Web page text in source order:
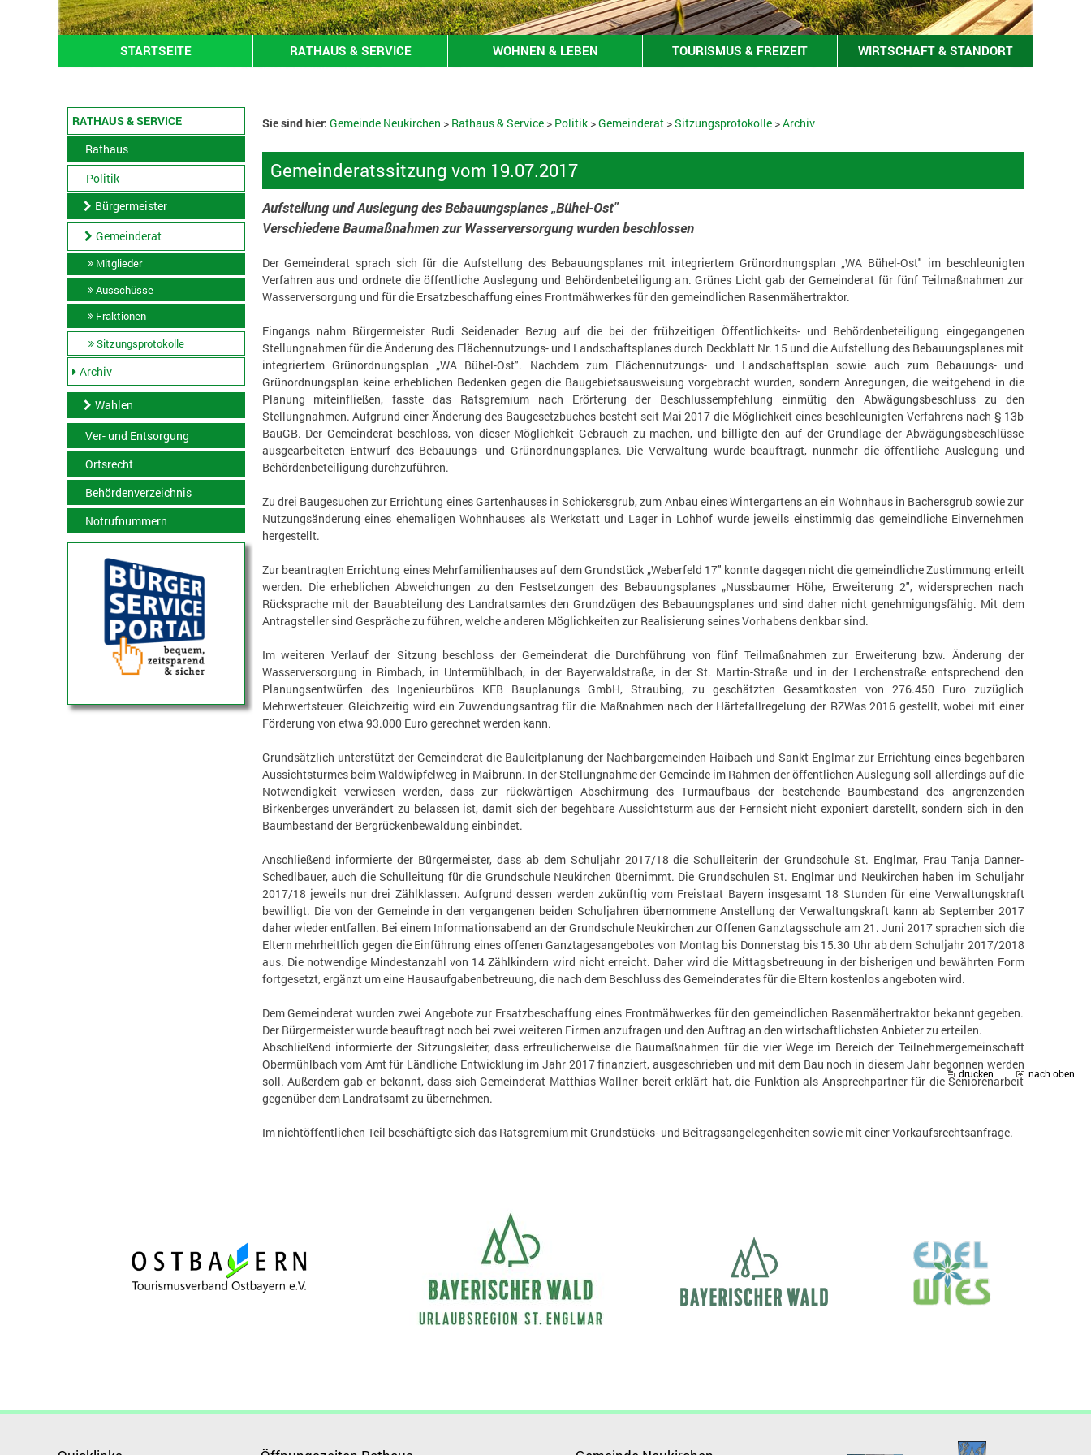
STARTSEITE RATHAUS & SERVICE WOHNEN & LEBEN TOURISMUS & FREIZEIT WIRTSCHAFT & STANDORT
RATHAUS & SERVICE
Rathaus
Politik
Bürgermeister
Gemeinderat
Mitglieder
Ausschüsse
Fraktionen
Sitzungsprotokolle
Archiv
Wahlen
Ver- und Entsorgung
Ortsrecht
Behördenverzeichnis
Notrufnummern
Sie sind hier: Gemeinde Neukirchen > Rathaus & Service> Politik>Gemeinderat>Sitzungsprotokolle>Archiv
Gemeinderatssitzung vom 19.07.2017
Aufstellung und Auslegung des Bebauungsplanes „Bühel-Ost"
Verschiedene Baumaßnahmen zur Wasserversorgung wurden beschlossen
Der Gemeinderat sprach sich für die Aufstellung des Bebauungsplanes mit integriertem Grünordnungsplan „WA Bühel-Ost" im beschleunigten
Verfahren aus und ordnete die öffentliche Auslegung und Behördenbeteiligung an. Grünes Licht gab der Gemeinderat für fünf Teilmaßnahmen zur
Wasserversorgung und für die Ersatzbeschaffung eines Frontmähwerkes für den gemeindlichen Rasenmähertraktor.
Eingangs nahm Bürgermeister Rudi Seidenader Bezug auf die bei der frühzeitigen Öffentlichkeits- und Behördenbeteiligung eingegangenen
Stellungnahmen für die Änderung des Flächennutzungs- und Landschaftsplanes durch Deckblatt Nr. 15 und die Aufstellung des Bebauungsplanes mit
integriertem Grünordnungsplan „WA Bühel-Ost". Nachdem zum Flächennutzungs- und Landschaftsplan sowie auch zum Bebauungs- und
Grünordnungsplan keine erheblichen Bedenken gegen die Baugebietsausweisung vorgebracht wurden, sondern Anregungen, die weitgehend in die
Planung miteinfließen, fasste das Ratsgremium nach Erörterung der Beschlussempfehlung einmütig den Abwägungsbeschluss zu den
Stellungnahmen. Aufgrund einer Änderung des Baugesetzbuches besteht seit Mai 2017 die Möglichkeit eines beschleunigten Verfahrens nach § 13b
BauGB. Der Gemeinderat beschloss, von dieser Möglichkeit Gebrauch zu machen, und billigte den auf der Grundlage der Abwägungsbeschlüsse
ausgearbeiteten Entwurf des Bebauungs- und Grünordnungsplanes. Die Verwaltung wurde beauftragt, nunmehr die öffentliche Auslegung und
Behördenbeteiligung durchzuführen.
Zu drei Baugesuchen zur Errichtung eines Gartenhauses in Schickersgrub, zum Anbau eines Wintergartens an ein Wohnhaus in Bachersgrub sowie zur
Nutzungsänderung eines ehemaligen Wohnhauses als Werkstatt und Lager in Lohhof wurde jeweils einstimmig das gemeindliche Einvernehmen
hergestellt.
Zur beantragten Errichtung eines Mehrfamilienhauses auf dem Grundstück „Weberfeld 17" konnte dagegen nicht die gemeindliche Zustimmung erteilt
werden. Die erheblichen Abweichungen zu den Festsetzungen des Bebauungsplanes „Nussbaumer Höhe, Erweiterung 2", widersprechen nach
Rücksprache mit der Bauabteilung des Landratsamtes den Grundzügen des Bebauungsplanes und sind daher nicht genehmigungsfähig. Mit dem
Antragsteller sind Gespräche zu führen, welche anderen Möglichkeiten zur Realisierung seines Vorhabens denkbar sind.
Im weiteren Verlauf der Sitzung beschloss der Gemeinderat die Durchführung von fünf Teilmaßnahmen zur Erweiterung bzw. Änderung der
Wasserversorgung in Rimbach, in Untermühlbach, in der Bayerwaldstraße, in der St. Martin-Straße und in der Lerchenstraße entsprechend den
Planungsentwürfen des Ingenieurbüros KEB Bauplanungs GmbH, Straubing, zu geschätzten Gesamtkosten von 276.450 Euro zuzüglich
Mehrwertsteuer. Gleichzeitig wird ein Zuwendungsantrag für die Maßnahmen nach der Härtefallregelung der RZWas 2016 gestellt, wobei mit einer
Förderung von etwa 93.000 Euro gerechnet werden kann.
Grundsätzlich unterstützt der Gemeinderat die Bauleitplanung der Nachbargemeinden Haibach und Sankt Englmar zur Errichtung eines begehbaren
Aussichtsturmes beim Waldwipfelweg in Maibrunn. In der Stellungnahme der Gemeinde im Rahmen der öffentlichen Auslegung soll allerdings auf die
Notwendigkeit verwiesen werden, dass zur rückwärtigen Abschirmung des Turmaufbaus der bestehende Baumbestand des angrenzenden
Birkenberges unverändert zu belassen ist, damit sich der begehbare Aussichtsturm aus der Fernsicht nicht exponiert darstellt, sondern sich in den
Baumbestand der Bergrückenbewaldung einbindet.
Anschließend informierte der Bürgermeister, dass ab dem Schuljahr 2017/18 die Schulleiterin der Grundschule St. Englmar, Frau Tanja Danner-
Schedlbauer, auch die Schulleitung für die Grundschule Neukirchen übernimmt. Die Grundschulen St. Englmar und Neukirchen haben im Schuljahr
2017/18 jeweils nur drei Zählklassen. Aufgrund dessen werden zukünftig vom Freistaat Bayern insgesamt 18 Stunden für eine Verwaltungskraft
bewilligt. Die von der Gemeinde in den vergangenen beiden Schuljahren übernommene Anstellung der Verwaltungskraft kann ab September 2017
daher wieder entfallen. Bei einem Informationsabend an der Grundschule Neukirchen zur Offenen Ganztagsschule am 21. Juni 2017 sprachen sich die
Eltern mehrheitlich gegen die Einführung eines offenen Ganztagesangebotes von Montag bis Donnerstag bis 15.30 Uhr ab dem Schuljahr 2017/2018
aus. Die notwendige Mindestanzahl von 14 Zählkindern wird nicht erreicht. Daher wird die Mittagsbetreuung in der bisherigen und bewährten Form
fortgesetzt, ergänzt um eine Hausaufgabenbetreuung, die nach dem Beschluss des Gemeinderates für die Eltern kostenlos angeboten wird.
Dem Gemeinderat wurden zwei Angebote zur Ersatzbeschaffung eines Frontmähwerkes für den gemeindlichen Rasenmähertraktor bekannt gegeben.
Der Bürgermeister wurde beauftragt noch bei zwei weiteren Firmen anzufragen und den Auftrag an den wirtschaftlichsten Anbieter zu erteilen.
Abschließend informierte der Sitzungsleiter, dass erfreulicherweise die Baumaßnahmen für die vier Wege im Bereich der Teilnehmergemeinschaft
Obermühlbach vom Amt für Ländliche Entwicklung im Jahr 2017 finanziert, ausgeschrieben und mit dem Bau noch in diesem Jahr begonnen werden
soll. Außerdem gab er bekannt, dass sich Gemeinderat Matthias Wallner bereit erklärt hat, die Funktion als Ansprechpartner für die Seniorenarbeit
gegenüber dem Landratsamt zu übernehmen.
Im nichtöffentlichen Teil beschäftigte sich das Ratsgremium mit Grundstücks- und Beitragsangelegenheiten sowie mit einer Vorkaufsrechtsanfrage.
drucken nach oben